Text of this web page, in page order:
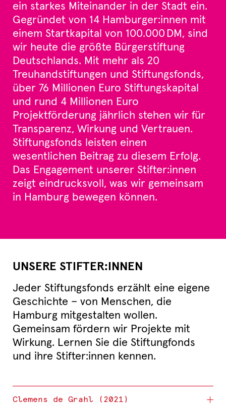
ein starkes Miteinander in der Stadt ein.
Gegründet von 14 Hamburger:innen mit
einem Startkapital von 100.000 DM, sind
wir heute die größte Bürgerstiftung
Deutschlands. Mit mehr als 20
Treuhandstiftungen und Stiftungsfonds,
über 76 Millionen Euro Stiftungskapital
und rund 4 Millionen Euro
Projektförderung jährlich stehen wir für
Transparenz, Wirkung und Vertrauen.
Stiftungsfonds leisten einen
wesentlichen Beitrag zu diesem Erfolg.
Das Engagement unserer Stifter:innen
zeigt eindrucksvoll, was wir gemeinsam
in Hamburg bewegen können.
UNSERE STIFTER:INNEN
Jeder Stiftungsfonds erzählt eine eigene
Geschichte – von Menschen, die
Hamburg mitgestalten wollen.
Gemeinsam fördern wir Projekte mit
Wirkung. Lernen Sie die Stiftungfonds
und ihre Stifter:innen kennen.
Clemens de Grahl (2021)